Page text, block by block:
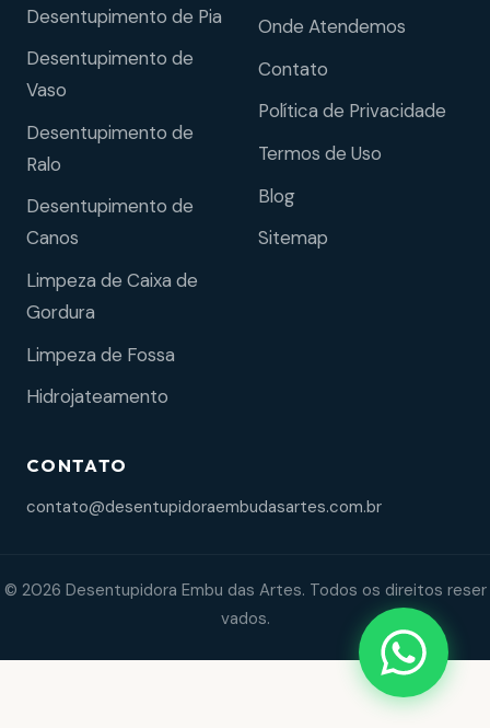
Desentupimento de Pia
Desentupimento de
Vaso
Desentupimento de
Ralo
Desentupimento de
Canos
Limpeza de Caixa de
Gordura
Limpeza de Fossa
Hidrojateamento
Onde Atendemos
Contato
Política de Privacidade
Termos de Uso
Blog
Sitemap
CONTATO
contato@desentupidoraembudasartes.com.br
© 2026 Desentupidora Embu das Artes. Todos os direitos reser
vados.